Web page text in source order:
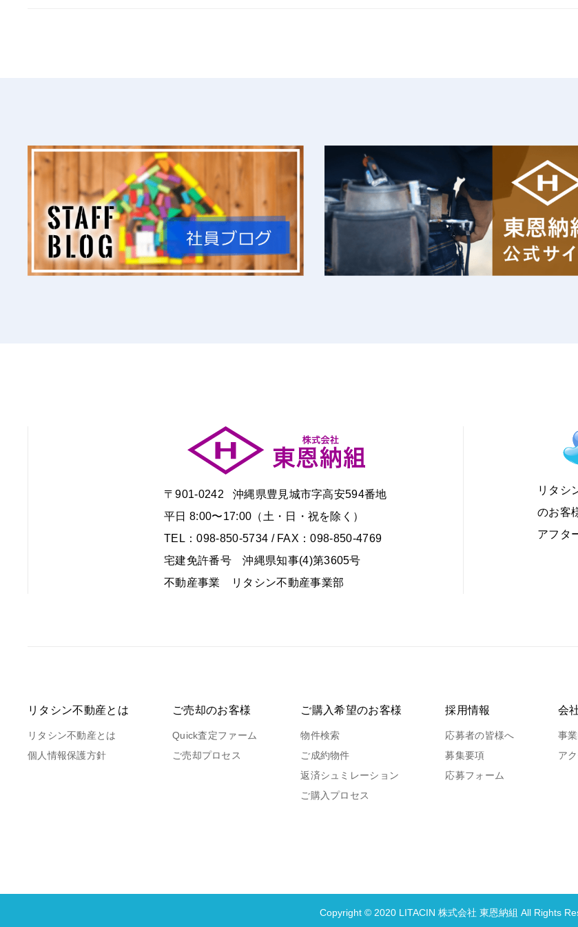
〒901-0242 沖縄県豊見城市字高安594番地
平日 8:00〜17:00（土・日・祝を除く）
TEL：098-850-5734 / FAX：098-850-4769
宅建免許番号 沖縄県知事(4)第3605号
不動産事業 リタシン不動産事業部
リタシ
のお客
アフタ
リタシン不動産とは
リタシン不動産とは
個人情報保護方針
ご売却のお客様
Quick査定ファーム
ご売却プロセス
ご購入希望のお客様
物件検索
ご成約物件
返済シュミレーション
ご購入プロセス
採用情報
応募者の皆様へ
募集要項
応募フォーム
会
事
ア
Copyright ©︎ 2020 LITACIN 株式会社 東恩納組 All Rights